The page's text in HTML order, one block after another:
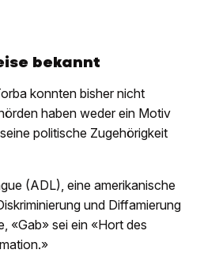
bekannt
konnten bisher nicht
haben weder ein Motiv
politische Zugehörigkeit
(ADL), eine amerikanische
und Diffamierung
«Gab» sei ein «Hort des